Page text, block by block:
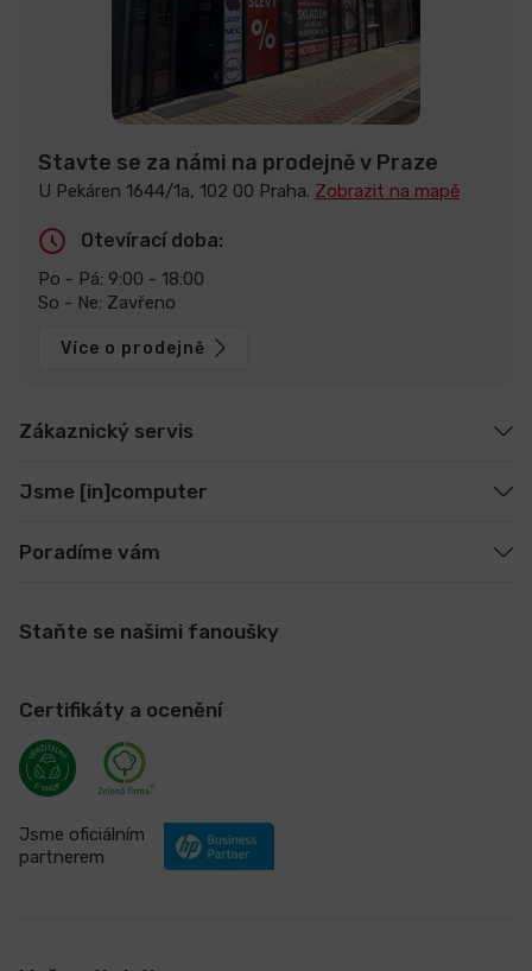
Stavte se za námi na prodejně v Praze
U Pekáren 1644/1a, 102 00 Praha. Zobrazit na mapě
Otevírací doba:
Po - Pá: 9:00 - 18:00
So - Ne: Zavřeno
Více o prodejně
Zákaznický servis
Jsme [in]computer
Poradíme vám
Staňte se našimi fanoušky
Certifikáty a ocenění
Jsme oficiálním
partnerem